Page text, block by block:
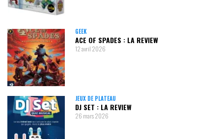
GEEK
ACE OF SPADES : LA REVIEW
12 avril 2026
JEUX DE PLATEAU
DJ SET : LA REVIEW
26 mars 2026